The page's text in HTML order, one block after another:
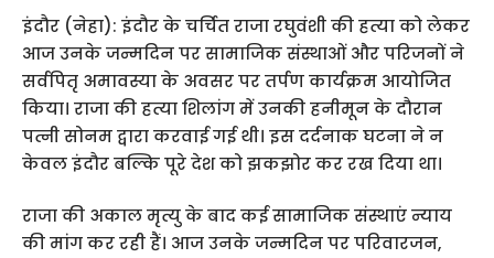
इंदौर (नेहा): इंदौर के चर्चित राजा रघुवंशी की हत्या को लेकर
आज उनके जन्मदिन पर सामाजिक संस्थाओं और परिजनों ने
सर्वपितृ अमावस्या के अवसर पर तर्पण कार्यक्रम आयोजित
किया। राजा की हत्या शिलांग में उनकी हनीमून के दौरान
पत्नी सोनम द्वारा करवाई गई थी। इस दर्दनाक घटना ने न
केवल इंदौर बल्कि पूरे देश को झकझोर कर रख दिया था।
राजा की अकाल मृत्यु के बाद कई सामाजिक संस्थाएं न्याय
की मांग कर रही हैं। आज उनके जन्मदिन पर परिवारजन,